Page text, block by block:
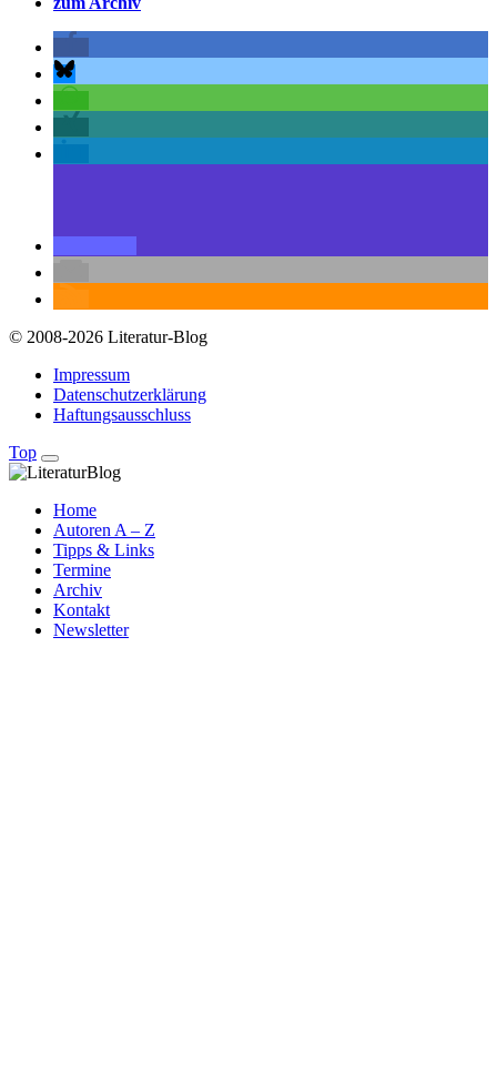
© 2008-2026 Literatur-Blog
Impressum
Datenschutzerklärung
Haftungsausschluss
Top
Home
Autoren A – Z
Tipps & Links
Termine
Archiv
Kontakt
Newsletter